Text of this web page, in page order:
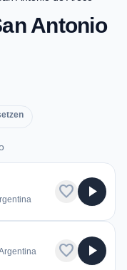
Antonio
favorite play_arrow
favorite play_arrow